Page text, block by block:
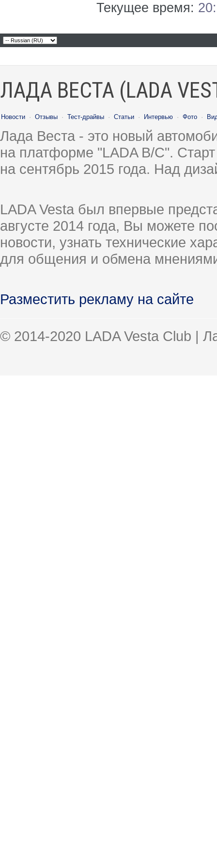
Текущее время:
ЛАДА ВЕСТА (LADA
Новости · Отзывы · Тест-драйвы · Статьи · Интервью · Фото ·
Лада Веста - это новый
на платформе "LADA B/C".
на сентябрь 2015 года. Над
LADA Vesta был впервые
августе 2014 года, Вы можете
новости, узнать технические
для общения и обмена
Разместить рекламу на сайте
© 2014-2020 LADA Vesta Club |